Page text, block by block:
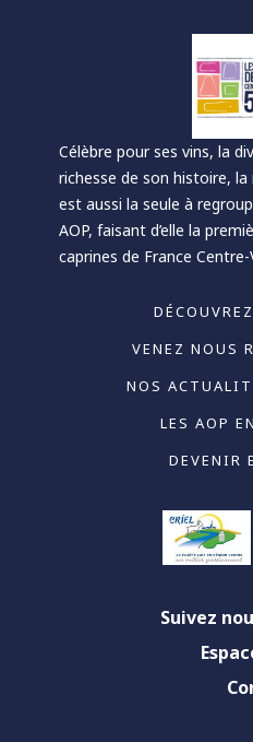
Célèbre pour ses vins, la
richesse de son histoire,
est aussi la seule à
AOP, faisant d’elle la
caprines de France
VENEZ NOUS
NOS
LES AOP
DEVENIR
Suivez